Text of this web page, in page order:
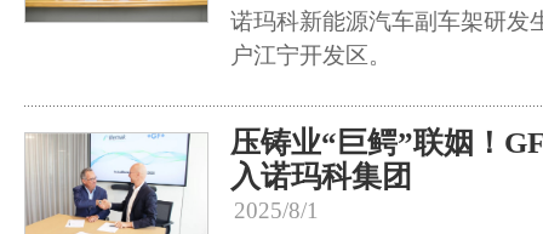
诺玛科新能源汽车副车架研发
户江宁开发区。
压铸业“巨鳄”联姻！
入诺玛科集团
2025/8/1